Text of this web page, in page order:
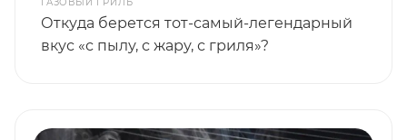
Откуда берется тот-самый-легендарный
вкус «с пылу, с жару, с гриля»?